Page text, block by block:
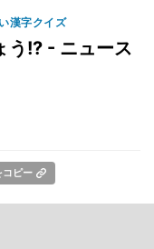
漢字クイズ
う!? - ニュース
コピー